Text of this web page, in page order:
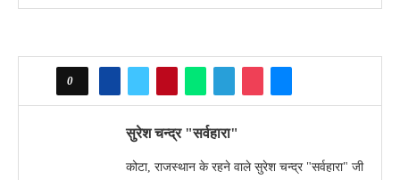
0
सुरेश चन्द्र "सर्वहारा"
कोटा, राजस्थान के रहने वाले सुरेश चन्द्र "सर्वहारा" जी